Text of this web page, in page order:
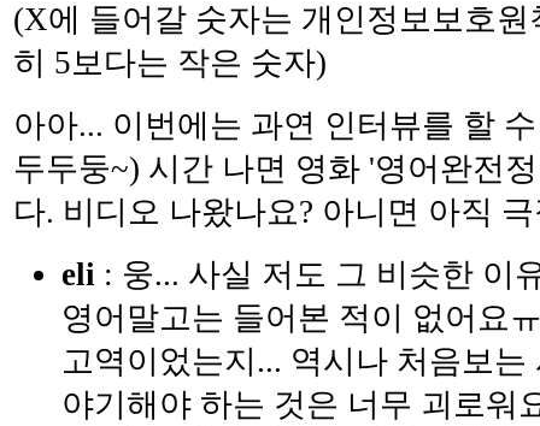
(X에 들어갈 숫자는 개인정보보호
히 5보다는 작은 숫자)
아아... 이번에는 과연 인터뷰를 할
두두둥~) 시간 나면 영화 '영어완전
다. 비디오 나왔나요? 아니면 아직
eli : 웅... 사실 저도 그 비슷한 이
영어말고는 들어본 적이 없어요
고역이었는지... 역시나 처음보
야기해야 하는 것은 너무 괴로워